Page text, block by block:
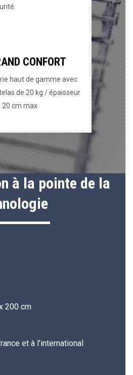
CONFORT
haut de gamme avec
de 20 kg / épaisseur
20 cm max
à la pointe de la
200 cm
et à l’international